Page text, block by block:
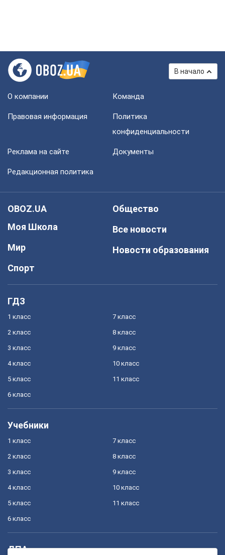
В начало
О компании Команда
Правовая информация
Политика
конфиденциальности
Реклама на сайте Документы
Редакционная политика
OBOZ.UA
Моя Школа
Мир
Спорт
Общество
Все новости
Новости образования
ГДЗ
1 класс
2 класс
3 класс
4 класс
5 класс
6 класс
7 класс
8 класс
9 класс
10 класс
11 класс
Учебники
1 класс
2 класс
3 класс
4 класс
5 класс
6 класс
7 класс
8 класс
9 класс
10 класс
11 класс
ДПА